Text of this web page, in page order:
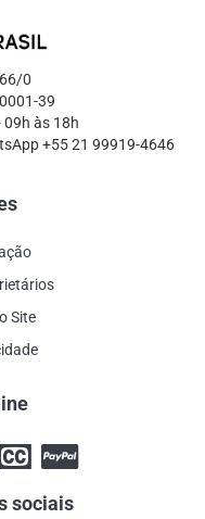
0
39
09h às 18h
+55 21 99919-4646
Site
sociais